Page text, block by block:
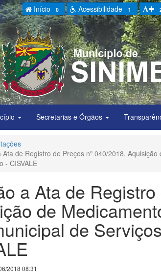
Início 0 Acessibilidade 1
Secretarias e Órgãos
Ata de Registro de Preços nº 040/2018,
- CISVALE
a Ata de
de
de
2018 08:31